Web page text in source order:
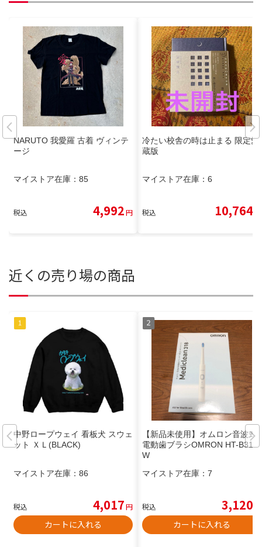
NARUTO 我愛羅 古着 ヴィンテ
ージ
マイストア在庫： 85
税込 4,992円
冷たい校舎の時は止まる 限定愛
蔵版
マイストア在庫： 6
税込 10,764
近くの売り場の商品
中野ロープウェイ 看板犬 スウェ
ット ＸＬ(BLACK)
マイストア在庫： 86
税込 4,017円
カートに入れる
【新品未使用】オムロン音波式
電動歯ブラシOMRON HT-B318-
W
マイストア在庫： 7
税込 3,120
カートに入れる